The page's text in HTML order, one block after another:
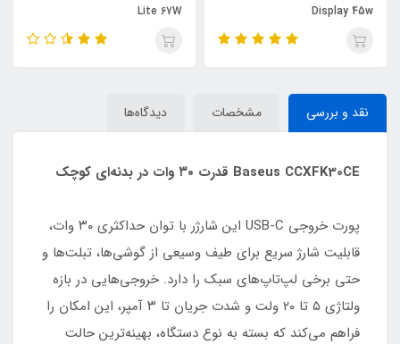
Display 45w
Lite 67W
نقد و بررسی مشخصات دیدگاه‌ها
Baseus CCXFK30CE قدرت ۳۰ وات در بدنه‌ای کوچک
پورت خروجی USB-C این شارژر با توان حداکثری ۳۰ وات،
قابلیت شارژ سریع برای طیف وسیعی از گوشی‌ها، تبلت‌ها و
حتی برخی لپ‌تاپ‌های سبک را دارد. خروجی‌هایی در بازه
ولتاژی ۵ تا ۲۰ ولت و شدت جریان تا ۳ آمپر، این امکان را
فراهم می‌کند که بسته به نوع دستگاه، بهینه‌ترین حالت